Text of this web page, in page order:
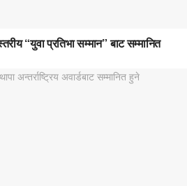
“युवा प्रतिभा सम्मान” बाट सम्मानित